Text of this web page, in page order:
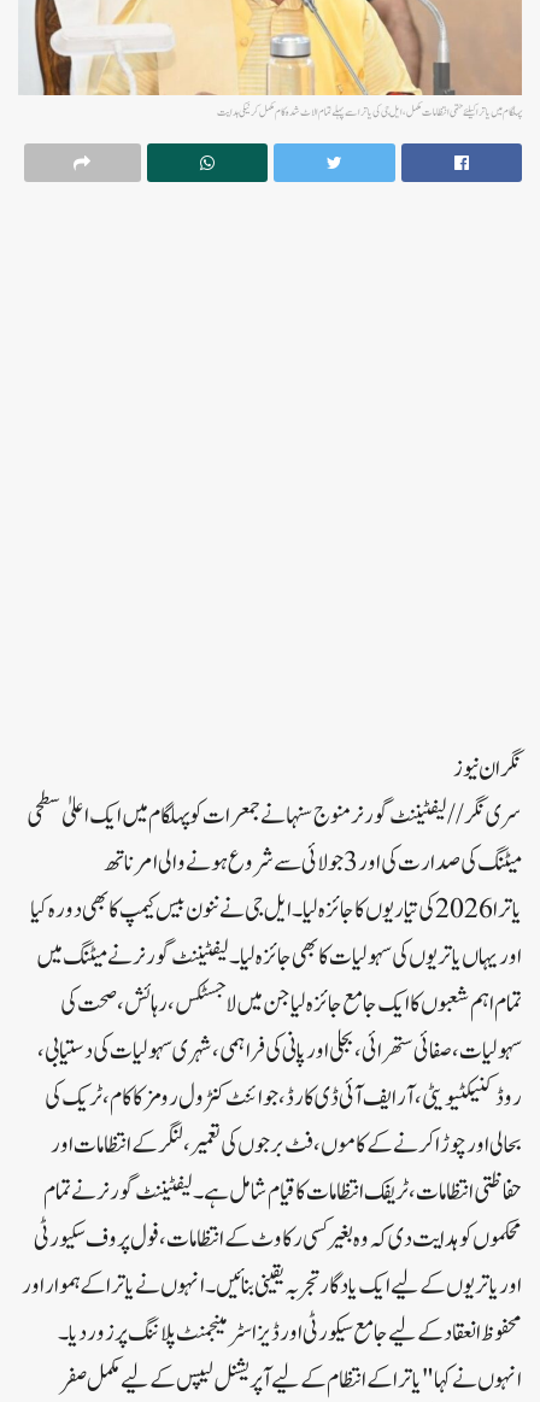
پہلگام میں یاترا کیلئے حتمی انتظامات مکمل، ایل جی کی یاترا سے پہلے تمام الاٹ شدہ کام مکمل کر نیکی ہدایت
نگران نیوز
سری نگر//لیفٹیننٹ گورنر منوج سنہا نے جمعرات کو پہلگام میں ایک اعلیٰ سطحی
میٹنگ کی صدارت کی اور 3 جولائی سے شروع ہونے والی امرناتھ
یاترا2026 کی تیاریوں کا جائزہ لیا۔ایل جی نے ننون بیس کیمپ کا بھی دورہ کیا
اور یہاں یاتریوں کی سہولیات کا بھی جائزہ لیا۔لیفٹیننٹ گورنر نے میٹنگ میں
تمام اہم شعبوں کا ایک جامع جائزہ لیا جن میں لاجسٹکس، رہائش، صحت کی
سہولیات، صفائی ستھرائی، بجلی اور پانی کی فراہمی، شہری سہولیات کی دستیابی،
روڈ کنیکٹیویٹی، آر ایف آئی ڈی کارڈ، جوائنٹ کنٹرول رومز کا کام، ٹریک کی
بحالی اور چوڑا کرنے کے کاموں، فٹ برجوں کی تعمیر، لنگر کے انتظامات اور
حفاظتی انتظامات، ٹریفک انتظامات کا قیام شامل ہے۔لیفٹیننٹ گورنر نے تمام
محکموں کو ہدایت دی کہ وہ بغیر کسی رکاوٹ کے انتظامات، فول پروف سکیورٹی
اور یاتریوں کے لیے ایک یادگار تجربہ یقینی بنائیں۔ انہوں نے یاترا کے ہموار اور
محفوظ انعقاد کے لیے جامع سیکورٹی اور ڈیزاسٹر مینجمنٹ پلاننگ پر زور دیا۔
انہوں نے کہا "یاترا کے انتظام کے لیے آپریشنل لیپس کے لیے مکمل صفر